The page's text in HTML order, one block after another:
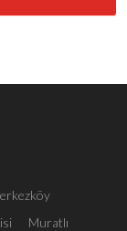
Muratlı